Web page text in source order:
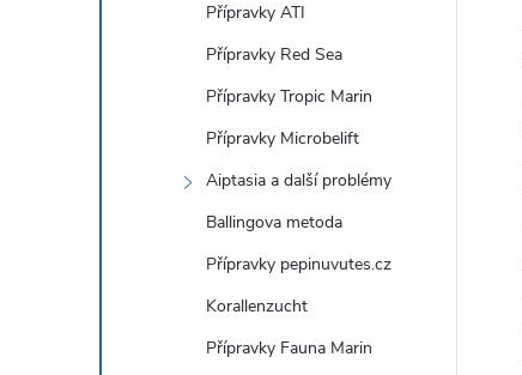
Přípravky ATI
Přípravky Red Sea
Přípravky Tropic Marin
Přípravky Microbelift
Aiptasia a další problémy
Ballingova metoda
Přípravky pepinuvutes.cz
Korallenzucht
Přípravky Fauna Marin